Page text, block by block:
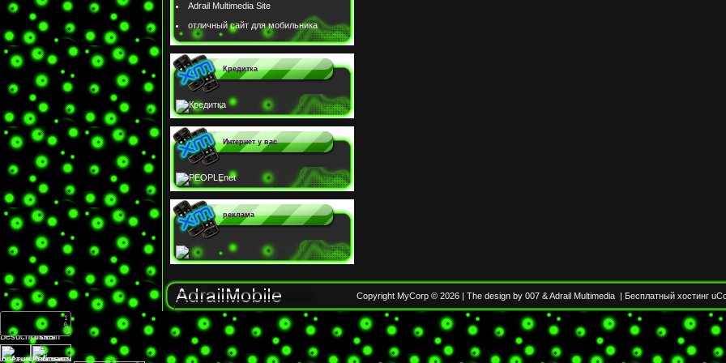
Adrail Multimedia Site
отличный сайт для мобильника
Кредитка
Интернет у вас
реклама
Copyright MyCorp © 2026 | The design by 007 &Adrail Multimedia | Бесплатный хостинг